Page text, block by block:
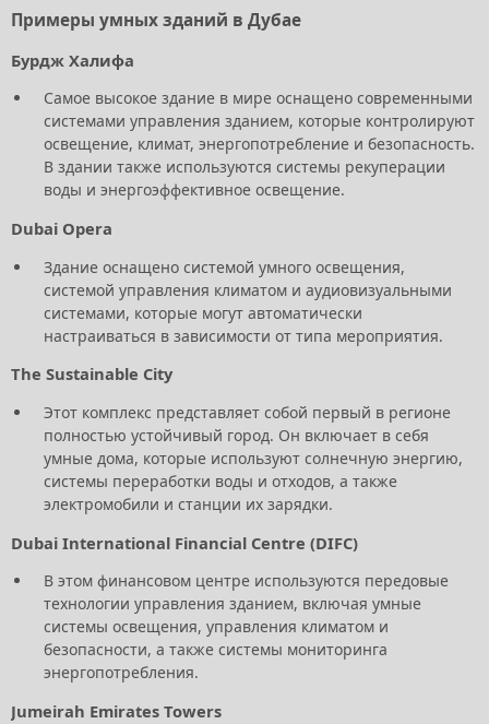
Примеры умных зданий в Дубае
Бурдж Халифа
Самое высокое здание в мире оснащено современными
системами управления зданием, которые контролируют
освещение, климат, энергопотребление и безопасность.
В здании также используются системы рекуперации
воды и энергоэффективное освещение.
Dubai Opera
Здание оснащено системой умного освещения,
системой управления климатом и аудиовизуальными
системами, которые могут автоматически
настраиваться в зависимости от типа мероприятия.
The Sustainable City
Этот комплекс представляет собой первый в регионе
полностью устойчивый город. Он включает в себя
умные дома, которые используют солнечную энергию,
системы переработки воды и отходов, а также
электромобили и станции их зарядки.
Dubai International Financial Centre (DIFC)
В этом финансовом центре используются передовые
технологии управления зданием, включая умные
системы освещения, управления климатом и
безопасности, а также системы мониторинга
энергопотребления.
Jumeirah Emirates Towers